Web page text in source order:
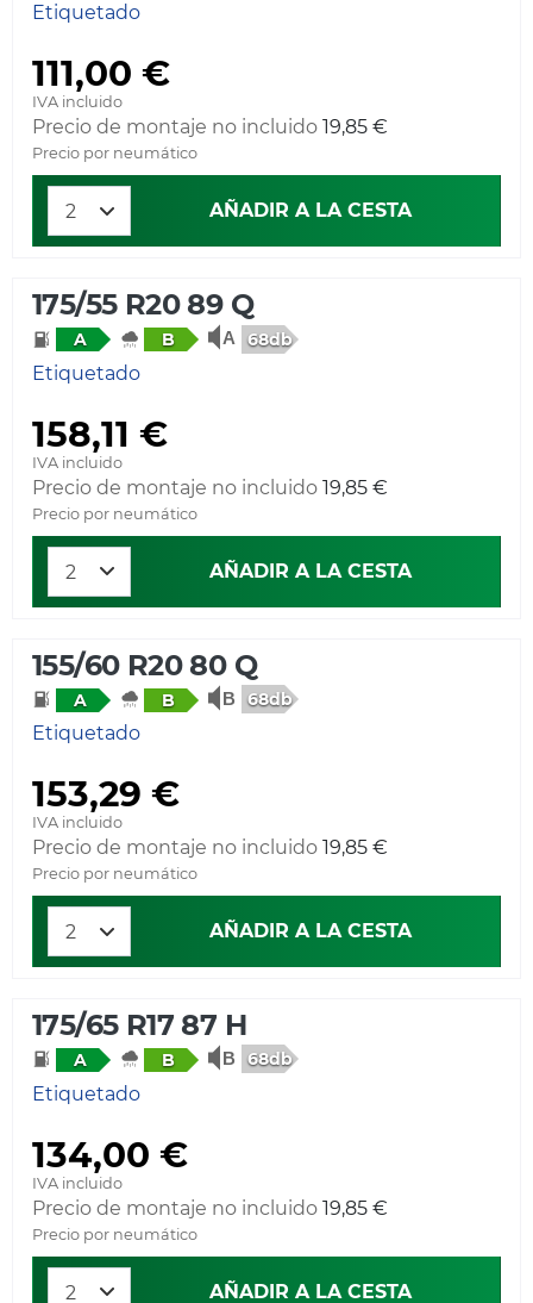
Etiquetado
111,00 €
IVA incluido
Precio de montaje no incluido 19,85 €
Precio por neumático
AÑADIR A LA CESTA
175/55 R20 89 Q
A B 68db
Etiquetado
158,11 €
IVA incluido
Precio de montaje no incluido 19,85 €
Precio por neumático
AÑADIR A LA CESTA
155/60 R20 80 Q
A B 68db
Etiquetado
153,29 €
IVA incluido
Precio de montaje no incluido 19,85 €
Precio por neumático
AÑADIR A LA CESTA
175/65 R17 87 H
A B 68db
Etiquetado
134,00 €
IVA incluido
Precio de montaje no incluido 19,85 €
Precio por neumático
AÑADIR A LA CESTA